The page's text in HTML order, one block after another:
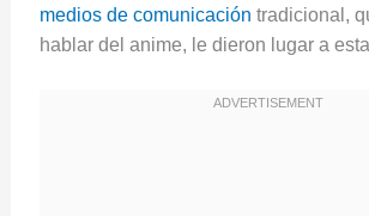
medios de comunicación tradicional,
hablar del anime, le dieron lugar a